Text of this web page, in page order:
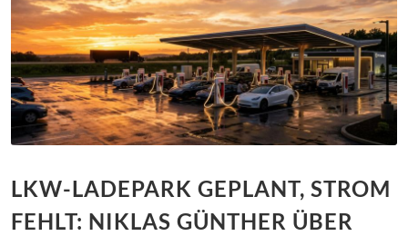
LKW-LADEPARK GEPLANT, STROM
FEHLT: NIKLAS GÜNTHER ÜBER